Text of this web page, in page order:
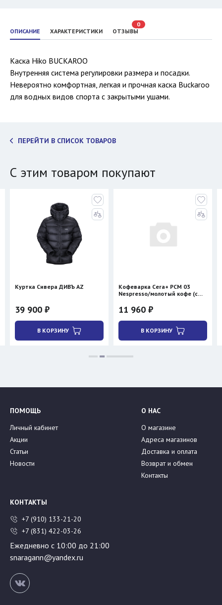
ОПИСАНИЕ ХАРАКТЕРИСТИКИ ОТЗЫВЫ
0
Каска Hiko BUCKAROO
Внутренняя система регулировки размера и посадки.
Невероятно комфортная, легкая и прочная каска Buckaroo
для водных видов спорта с закрытыми ушами.
ПЕРЕЙТИ В СПИСОК ТОВАРОВ
С этим товаром покупают
Куртка Сивера ДИВЪ AZ
39 900 ₽
В КОРЗИНУ
Кофеварка Cera+ PCM 03
Nespresso/молотый кофе (с
нагревом)
11 960 ₽
В КОРЗИНУ
ПОМОЩЬ
Личный кабинет
Акции
Статьи
Новости
О НАС
О магазине
Адреса магазинов
Доставка и оплата
Возврат и обмен
Контакты
КОНТАКТЫ
+7 (910) 133-21-20
+7 (831) 422-03-26
Ежедневно с 10:00 до 21:00
snaragann@yandex.ru